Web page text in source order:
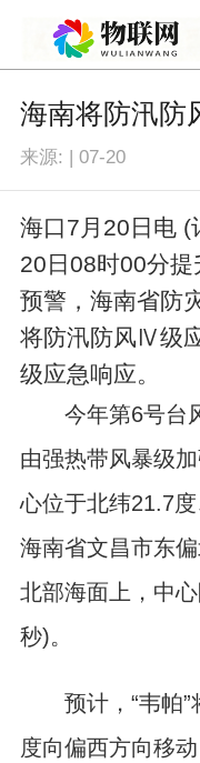
海南将防汛
来源: |07-20
海口7月20日电 (
20日08时00分
预警，海南省防
将防汛防风Ⅳ级
级应急响应。
今年第6号台风
由强热带风暴级
心位于北纬21.7
海南省文昌市东
北部海面上，中
秒)。
预计，“韦帕”
度向偏西方向移